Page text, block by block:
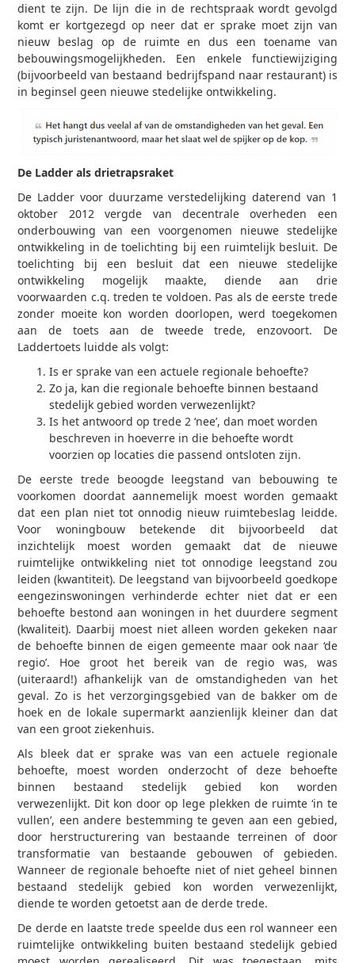
dient te zijn. De lijn die in de rechtspraak wordt gevolgd
komt er kortgezegd op neer dat er sprake moet zijn van
nieuw beslag op de ruimte en dus een toename van
bebouwingsmogelijkheden. Een enkele functiewijziging
(bijvoorbeeld van bestaand bedrijfspand naar restaurant) is
in beginsel geen nieuwe stedelijke ontwikkeling.
De Ladder als drietrapsraket
De Ladder voor duurzame verstedelijking daterend van 1
oktober 2012 vergde van decentrale overheden een
onderbouwing van een voorgenomen nieuwe stedelijke
ontwikkeling in de toelichting bij een ruimtelijk besluit. De
toelichting bij een besluit dat een nieuwe stedelijke
ontwikkeling mogelijk maakte, diende aan drie
voorwaarden c.q. treden te voldoen. Pas als de eerste trede
zonder moeite kon worden doorlopen, werd toegekomen
aan de toets aan de tweede trede, enzovoort. De
Laddertoets luidde als volgt:
Is er sprake van een actuele regionale behoefte?
Zo ja, kan die regionale behoefte binnen bestaand
stedelijk gebied worden verwezenlijkt?
Is het antwoord op trede 2 ‘nee’, dan moet worden
beschreven in hoeverre in die behoefte wordt
voorzien op locaties die passend ontsloten zijn.
De eerste trede beoogde leegstand van bebouwing te
voorkomen doordat aannemelijk moest worden gemaakt
dat een plan niet tot onnodig nieuw ruimtebeslag leidde.
Voor woningbouw betekende dit bijvoorbeeld dat
inzichtelijk moest worden gemaakt dat de nieuwe
ruimtelijke ontwikkeling niet tot onnodige leegstand zou
leiden (kwantiteit). De leegstand van bijvoorbeeld goedkope
eengezinswoningen verhinderde echter niet dat er een
behoefte bestond aan woningen in het duurdere segment
(kwaliteit). Daarbij moest niet alleen worden gekeken naar
de behoefte binnen de eigen gemeente maar ook naar ‘de
regio’. Hoe groot het bereik van de regio was, was
(uiteraard!) afhankelijk van de omstandigheden van het
geval. Zo is het verzorgingsgebied van de bakker om de
hoek en de lokale supermarkt aanzienlijk kleiner dan dat
van een groot ziekenhuis.
Als bleek dat er sprake was van een actuele regionale
behoefte, moest worden onderzocht of deze behoefte
binnen bestaand stedelijk gebied kon worden
verwezenlijkt. Dit kon door op lege plekken de ruimte ‘in te
vullen’, een andere bestemming te geven aan een gebied,
door herstructurering van bestaande terreinen of door
transformatie van bestaande gebouwen of gebieden.
Wanneer de regionale behoefte niet of niet geheel binnen
bestaand stedelijk gebied kon worden verwezenlijkt,
diende te worden getoetst aan de derde trede.
De derde en laatste trede speelde dus een rol wanneer een
ruimtelijke ontwikkeling buiten bestaand stedelijk gebied